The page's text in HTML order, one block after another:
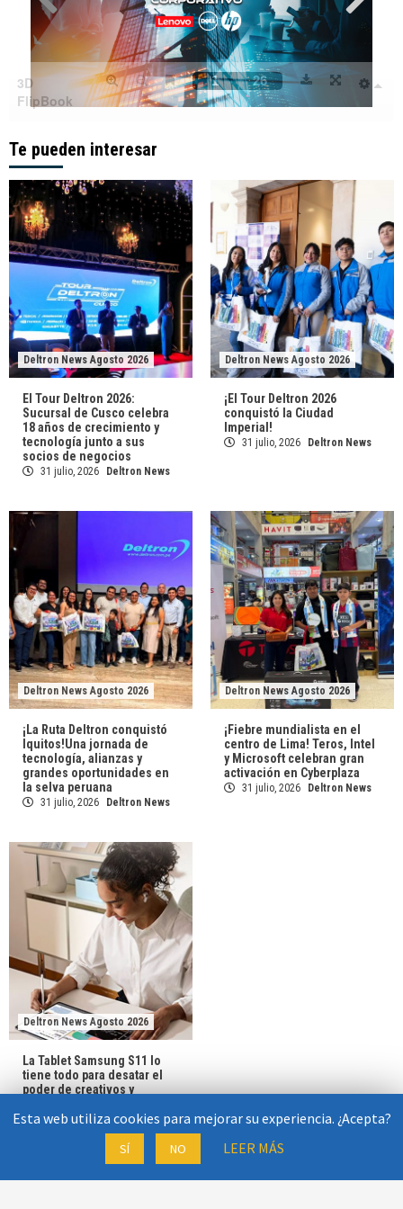
Te pueden interesar
Deltron News Agosto 2026
El Tour Deltron 2026:
Sucursal de Cusco celebra
18 años de crecimiento y
tecnología junto a sus
socios de negocios
31 julio, 2026 Deltron News
Deltron News Agosto 2026
¡El Tour Deltron 2026
conquistó la Ciudad
Imperial!
31 julio, 2026 Deltron News
Deltron News Agosto 2026
¡La Ruta Deltron conquistó
Iquitos!Una jornada de
tecnología, alianzas y
grandes oportunidades en
la selva peruana
31 julio, 2026 Deltron News
Deltron News Agosto 2026
¡Fiebre mundialista en el
centro de Lima! Teros, Intel
y Microsoft celebran gran
activación en Cyberplaza
31 julio, 2026 Deltron News
Deltron News Agosto 2026
La Tablet Samsung S11 lo
tiene todo para desatar el
poder de creativos y
31 julio, 2026 Deltron News
Esta web utiliza cookies para mejorar su experiencia. ¿Acepta?
SÍ NO LEER MÁS